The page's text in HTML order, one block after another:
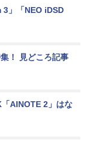
」「NEO iDSD
！ 見どころ記事
AINOTE 2」はな